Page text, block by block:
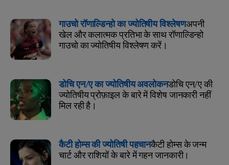
गाउचो रॉणाल्डिन्हो का ज्योतिषीय विश्लेषणअपनी
खेल और कलात्मक प्रतिभा के साथ रॉणाल्डिन्हो
गाउचो का ज्योतिषीय विश्लेषण करें।
डोचि एन/ए का ज्योतिषीय अवलोकनडोचि एन/ए की
ज्योतिषीय प्रोफ़ाइल के बारे में विशेष जानकारी नहीं
मिल रही है।
कैटी होम्स की ज्योतिषी पहचानकैटी होम्स के जन्म
चार्ट और राशियों के बारे में गहन जानकारी।